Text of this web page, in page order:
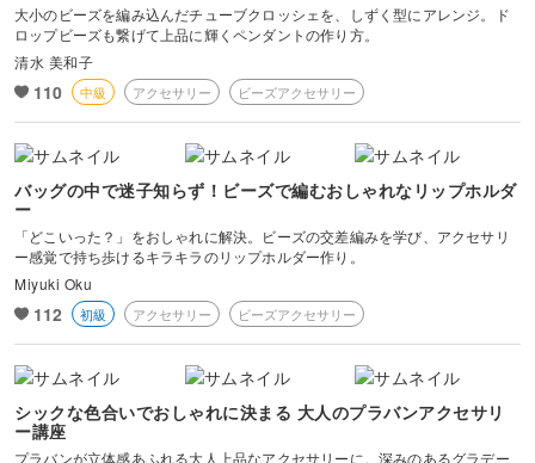
大小のビーズを編み込んだチューブクロッシェを、しずく型にアレンジ。ド
ロップビーズも繋げて上品に輝くペンダントの作り方。
清水 美和子
110 中級 アクセサリー ビーズアクセサリー
バッグの中で迷子知らず！ビーズで編むおしゃれなリップホルダ
ー
「どこいった？」をおしゃれに解決。ビーズの交差編みを学び、アクセサリ
ー感覚で持ち歩けるキラキラのリップホルダー作り。
Miyuki Oku
112 初級 アクセサリー ビーズアクセサリー
シックな色合いでおしゃれに決まる 大人のプラバンアクセサリ
ー講座
プラバンが立体感あふれる大人上品なアクセサリーに。深みのあるグラデー